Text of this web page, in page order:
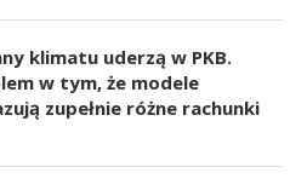
klimatu uderzą w PKB.
w tym, że modele
zupełnie różne rachunki